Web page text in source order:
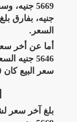
السعر.
5646
سعر البيع كان 0 جنيه.